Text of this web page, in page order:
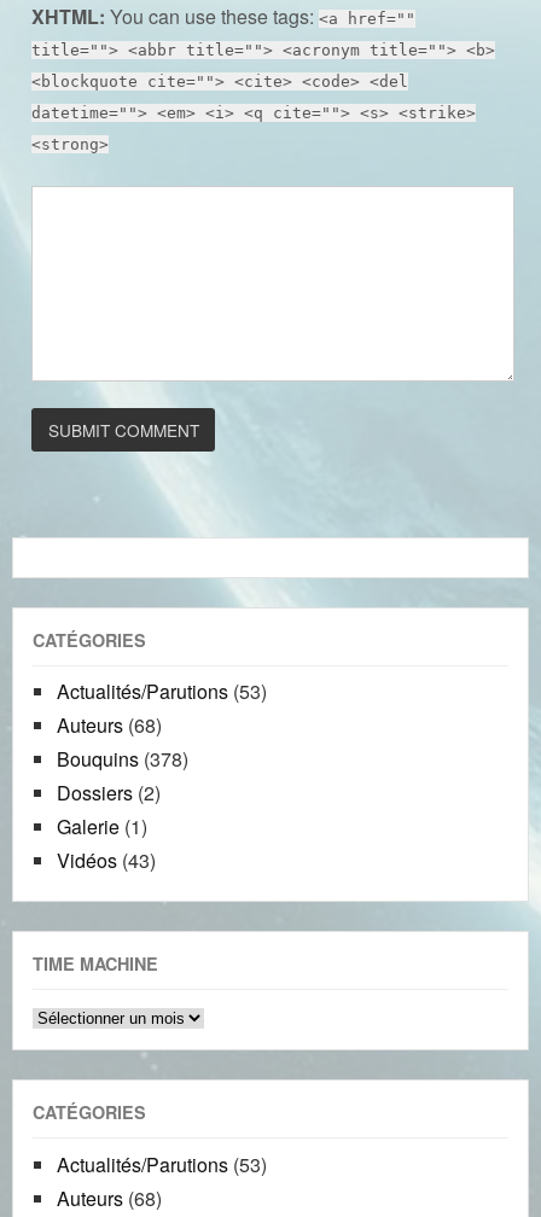
XHTML: You can use these tags: <a href=""
title=""> <abbr title=""> <acronym title=""> <b>
<blockquote cite=""> <cite> <code> <del
datetime=""> <em> <i> <q cite=""> <s> <strike>
<strong>
CATÉGORIES
Actualités/Parutions (53)
Auteurs (68)
Bouquins (378)
Dossiers (2)
Galerie (1)
Vidéos (43)
TIME MACHINE
Time
CATÉGORIES
Actualités/Parutions (53)
Auteurs (68)